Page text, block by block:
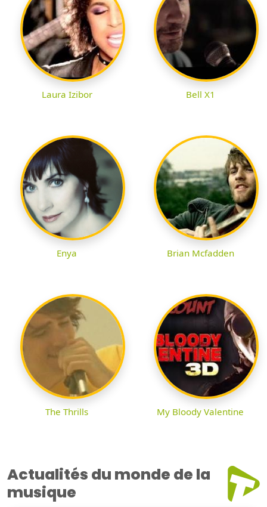
Laura Izibor Bell X1
Enya Brian Mcfadden
The Thrills My Bloody Valentine
Actualités du monde de la
musique